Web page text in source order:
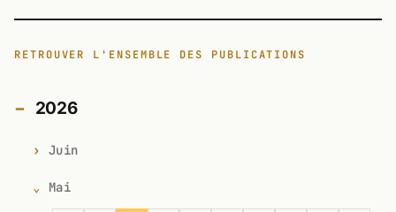
RETROUVER L'ENSEMBLE DES PUBLICATIONS
2026
Juin
Mai